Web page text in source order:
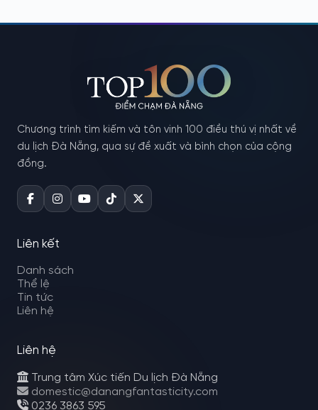
Chương trình tìm kiếm và tôn vinh 100 điều thú vị nhất về
du lịch Đà Nẵng, qua sự đề xuất và bình chọn của cộng
đồng.
Liên kết
Danh sách
Thể lệ
Tin tức
Liên hệ
Liên hệ
Trung tâm Xúc tiến Du lịch Đà Nẵng
domestic@danangfantasticity.com
0236 3863 595